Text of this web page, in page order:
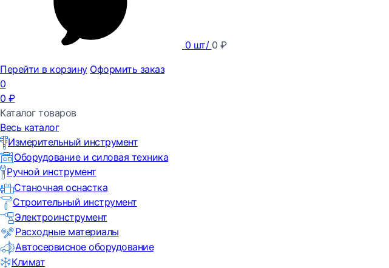
0 шт/ 0 ₽
Перейти в корзину Оформить заказ
0
0 ₽
Каталог товаров
Весь каталог
Измерительный инструмент
Оборудование и силовая техника
Ручной инструмент
Станочная оснастка
Строительный инструмент
Электроинструмент
Расходные материалы
Автосервисное оборудование
Климат